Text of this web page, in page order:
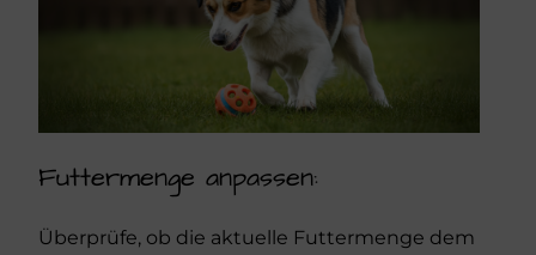
Futtermenge anpassen:
Überprüfe, ob die aktuelle Futtermenge dem